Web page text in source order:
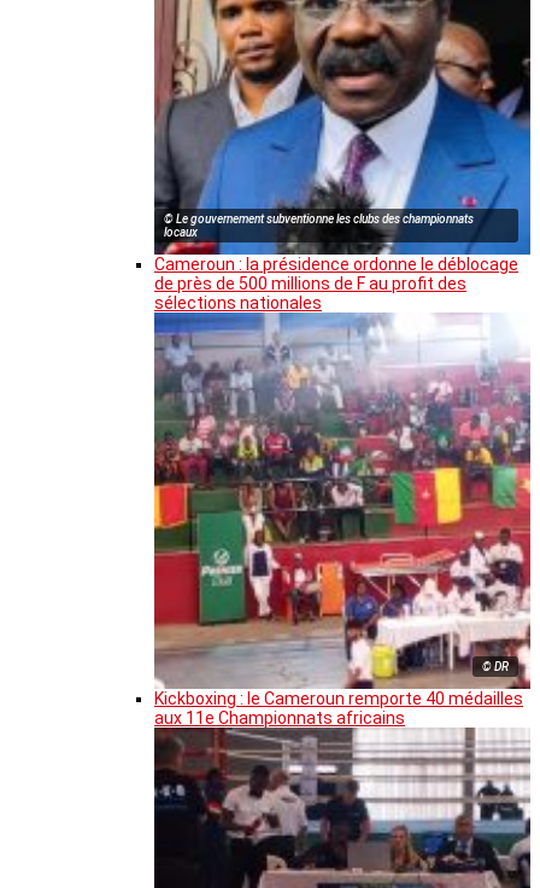
© Le gouvernement subventionne les clubs des championnats
locaux
Cameroun : la présidence ordonne le déblocage
de près de 500 millions de F au profit des
sélections nationales
© DR
Kickboxing : le Cameroun remporte 40 médailles
aux 11e Championnats africains